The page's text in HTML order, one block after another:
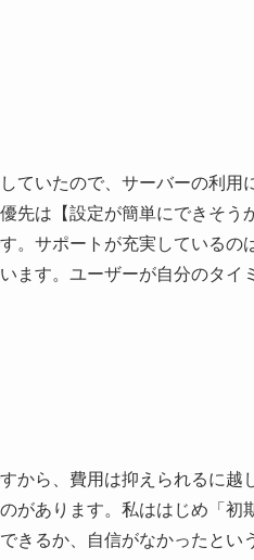
ていたので、サーバーの利
先は【設定が簡単にできそ
。サポートが充実している
ます。ユーザーが自分のタ
から、費用は抑えられるに
があります。私ははじめ「初
きるか、自信がなかったとい